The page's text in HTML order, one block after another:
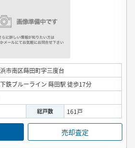
市南区蒔田町字三度台
鉄ブルーライン 蒔田駅 徒歩17分
総戸数 161戸
売却査定